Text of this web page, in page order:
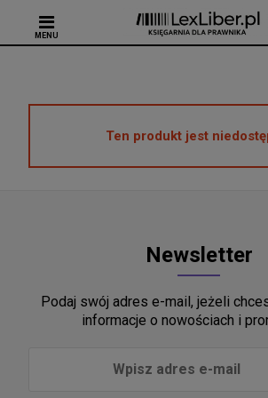
MENU
Ten produkt jest
Newsletter
Podaj swój adres e-mail, jeżeli
informacje o nowościach i